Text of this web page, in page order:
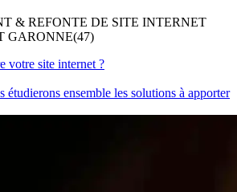
& REFONTE DE SITE INTERNET
GARONNE(47)
votre site internet ?
étudierons ensemble les solutions à apporter